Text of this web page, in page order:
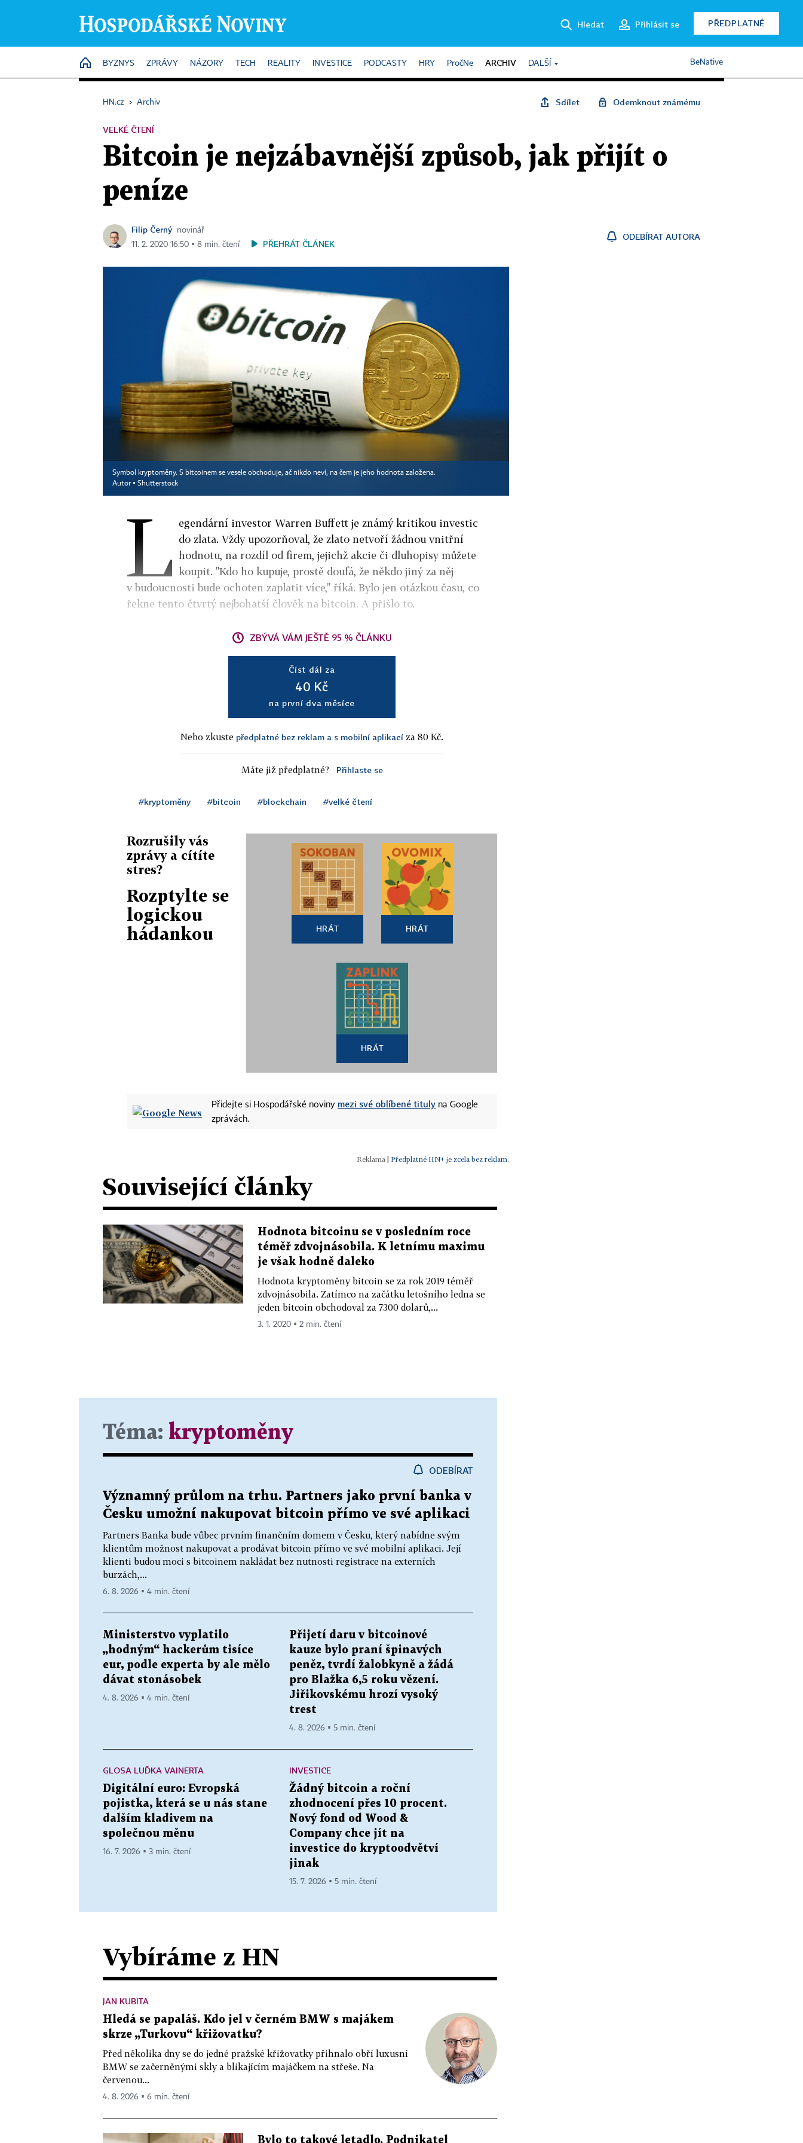
Hledat Přihlásit se PŘEDPLATNÉ
HOME
BYZNYS ZPRÁVY NÁZORY TECH REALITY INVESTICE PODCASTY HRY PročNe ARCHIV DALŠÍ BeNative
HN.cz › Archiv Sdílet Odemknout známému
VELKÉ ČTENÍ
Bitcoin je nejzábavnější způsob, jak přijít o
peníze
Filip Černý
novinář
11. 2. 2020 16:50 ▪ 8 min. čtení
PŘEHRÁT ČLÁNEK
ODEBÍRAT AUTORA
Symbol kryptoměny. S bitcoinem se vesele obchoduje, ač nikdo neví, na čem je jeho hodnota založena.
Autor ▪ Shutterstock
L egendární investor Warren Buffett je známý kritikou investic
do zlata. Vždy upozorňoval, že zlato netvoří žádnou vnitřní
hodnotu, na rozdíl od firem, jejichž akcie či dluhopisy můžete
koupit. "Kdo ho kupuje, prostě doufá, že někdo jiný za něj
v budoucnosti bude ochoten zaplatit více," říká. Bylo jen otázkou času, co
řekne tento čtvrtý nejbohatší člověk na bitcoin. A přišlo to.
ZBÝVÁ VÁM JEŠTĚ 95 % ČLÁNKU
Číst dál za
40 Kč
na první dva měsíce
Nebo zkuste předplatné bez reklam a s mobilní aplikací za 80 Kč.
Máte již předplatné? Přihlaste se
#kryptoměny #bitcoin #blockchain #velké čtení
Rozrušily vás
zprávy a cítíte
stres?
Rozptylte se
logickou
hádankou
HRÁT HRÁT
HRÁT
Přidejte si Hospodářské noviny mezi své oblíbené tituly na Google
zprávách.
| Předplatné HN+ je zcela bez reklam.
Související články
Hodnota bitcoinu se v posledním roce
téměř zdvojnásobila. K letnímu maximu
je však hodně daleko
Hodnota kryptoměny bitcoin se za rok 2019 téměř
zdvojnásobila. Zatímco na začátku letošního ledna se
jeden bitcoin obchodoval za 7300 dolarů,...
3. 1. 2020 ▪ 2 min. čtení
Téma: kryptoměny
ODEBÍRAT
Významný průlom na trhu. Partners jako první banka v
Česku umožní nakupovat bitcoin přímo ve své aplikaci
Partners Banka bude vůbec prvním finančním domem v Česku, který nabídne svým
klientům možnost nakupovat a prodávat bitcoin přímo ve své mobilní aplikaci. Její
klienti budou moci s bitcoinem nakládat bez nutnosti registrace na externích
burzách,...
6. 8. 2026 ▪ 4 min. čtení
Ministerstvo vyplatilo
„hodným“ hackerům tisíce
eur, podle experta by ale mělo
dávat stonásobek
4. 8. 2026 ▪ 4 min. čtení
Přijetí daru v bitcoinové
kauze bylo praní špinavých
peněz, tvrdí žalobkyně a žádá
pro Blažka 6,5 roku vězení.
Jiřikovskému hrozí vysoký
trest
4. 8. 2026 ▪ 5 min. čtení
GLOSA LUĎKA VAINERTA
Digitální euro: Evropská
pojistka, která se u nás stane
dalším kladivem na
společnou měnu
16. 7. 2026 ▪ 3 min. čtení
INVESTICE
Žádný bitcoin a roční
zhodnocení přes 10 procent.
Nový fond od Wood &
Company chce jít na
investice do kryptoodvětví
jinak
15. 7. 2026 ▪ 5 min. čtení
Vybíráme z HN
JAN KUBITA
Hledá se papaláš. Kdo jel v černém BMW s majákem
skrze „Turkovu“ křižovatku?
Před několika dny se do jedné pražské křižovatky přihnalo obří luxusní
BMW se začerněnými skly a blikajícím majáčkem na střeše. Na
červenou...
4. 8. 2026 ▪ 6 min. čtení
Bylo to takové letadlo. Podnikatel